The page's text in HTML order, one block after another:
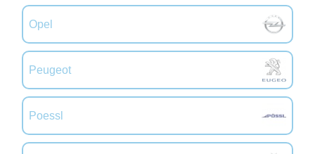
Opel
Peugeot
Poessl